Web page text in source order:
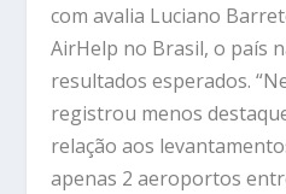
com avalia Luciano
AirHelp no Brasil, o país
resultados esperados.
registrou menos
relação aos
apenas 2 aeroportos